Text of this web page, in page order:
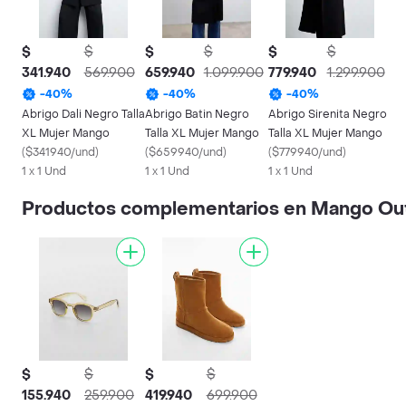
$
341.940
$
569.900
-40%
Abrigo Dali Negro Talla
XL Mujer Mango
($341940/und)
1 x 1 Und
$
659.940
$
1.099.900
-40%
Abrigo Batin Negro
Talla XL Mujer Mango
($659940/und)
1 x 1 Und
$
779.940
$
1.299.900
-40%
Abrigo Sirenita Negro
Talla XL Mujer Mango
($779940/und)
1 x 1 Und
Productos complementarios en Mango
$
155.940
$
259.900
$
419.940
$
699.900